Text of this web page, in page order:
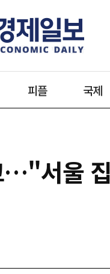
피플 국제
…"서울